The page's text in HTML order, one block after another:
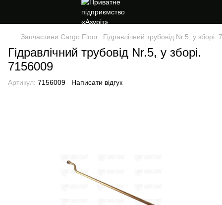
Запчастини Cargo Floor Гідравлічний трубовід Nr.5, у зборі.
Гідравлічний трубовід Nr.5, у зборі.
7156009
Артикул: 7156009 Написати відгук